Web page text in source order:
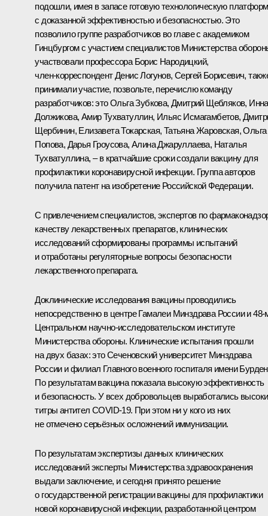
подошли, имея в запасе готовую технологическую
с доказанной эффективностью и безопасностью. Это
позволило группе разработчиков во главе с академиком
Гинцбургом с участием специалистов Министерства
участвовали профессора Борис Народицкий,
член‑корреспондент Денис Логунов, Сергей Борисевич,
принимали участие, позвольте, перечислю команду
разработчиков: это Ольга Зубкова, Дмитрий Щебляков, Инна
Должикова, Амир Тухватуллин, Ильяс Исмагамбетов,
Щербинин, Елизавета Токарская, Татьяна Жаровская, Ольга
Попова, Дарья Гроусова, Алина Джаруллаева, Наталья
Тухватуллина, – в кратчайшие сроки создали вакцину для
профилактики коронавирусной инфекции. Группа авторов
получила патент на изобретение Российской Федерации.
С привлечением специалистов, экспертов по
качеству лекарственных препаратов, клинических
исследований сформированы программы испытаний
и отработаны регуляторные вопросы безопасности
лекарственного препарата.
Доклинические исследования вакцины проводились
непосредственно в центре Гамалеи Минздрава России и
Центральном научно‑исследовательском институте
Министерства обороны. Клинические испытания прошли
на двух базах: это Сеченовский университет Минздрава
России и филиал Главного военного госпиталя имени
По результатам вакцина показала высокую эффективность
и безопасность. У всех добровольцев выработались
титры антител COVID‑19. При этом ни у кого из них
не отмечено серьёзных осложнений иммунизации.
По результатам экспертизы данных клинических
исследований эксперты Министерства здравоохранения
выдали заключение, и сегодня принято решение
о государственной регистрации вакцины для профилактики
новой коронавирусной инфекции, разработанной центром